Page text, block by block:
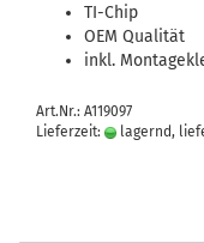
TI-​Chip
OEM Qua­li­tät
inkl.
Art.Nr.: A119097
Lieferzeit:
lagernd,